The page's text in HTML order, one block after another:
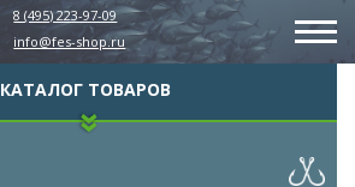
8 (495) 223-97-09
info@fes-shop.ru
КАТАЛОГ ТОВАРОВ